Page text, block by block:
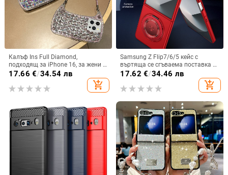
Калъф Ins Full Diamond,
подходящ за iPhone 16, за жени с
14-инчова личност, огледална
рамка с 13 големи отвора и
електролитно покритие, с
17.66 €/34.54 лв
add_shopping_cart
Samsung Z Flip7/6/5 кейс с
въртяща се сгъваема поставка и
магнитна скоба, 360° въртене,
поликарбонатен корпус
17.62 €/34.46 лв
add_shopping_cart